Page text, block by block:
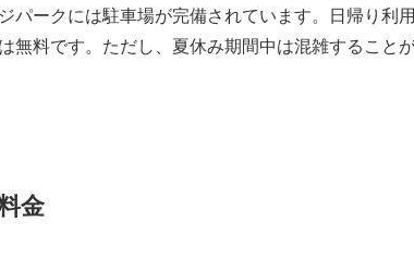
パークには駐車場が完備されています。日帰り利
無料です。ただし、夏休み期間中は混雑すること
金